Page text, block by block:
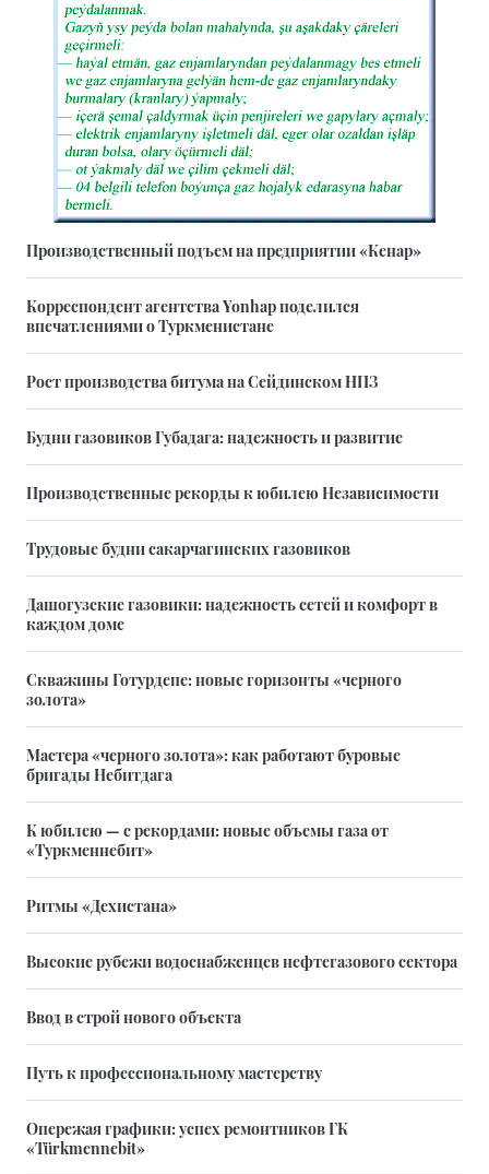
Производственный подъем на предприятии «Кенар»
Корреспондент агентства Yonhap поделился
впечатлениями о Туркменистане
Рост производства битума на Сейдинском НПЗ
Будни газовиков Губадага: надежность и развитие
Производственные рекорды к юбилею Независимости
Трудовые будни сакарчагинских газовиков
Дашогузские газовики: надежность сетей и комфорт в
каждом доме
Скважины Готурдепе: новые горизонты «черного
золота»
Мастера «черного золота»: как работают буровые
бригады Небитдага
К юбилею — с рекордами: новые объемы газа от
«Туркменнебит»
Ритмы «Дехистана»
Высокие рубежи водоснабженцев нефтегазового сектора
Ввод в строй нового объекта
Путь к профессиональному мастерству
Опережая графики: успех ремонтников ГК
«Türkmennebit»